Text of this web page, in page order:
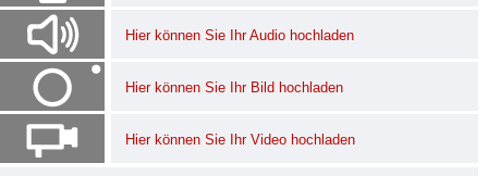
Hier können Sie Ihr Audio hochladen
Hier können Sie Ihr Bild hochladen
Hier können Sie Ihr Video hochladen